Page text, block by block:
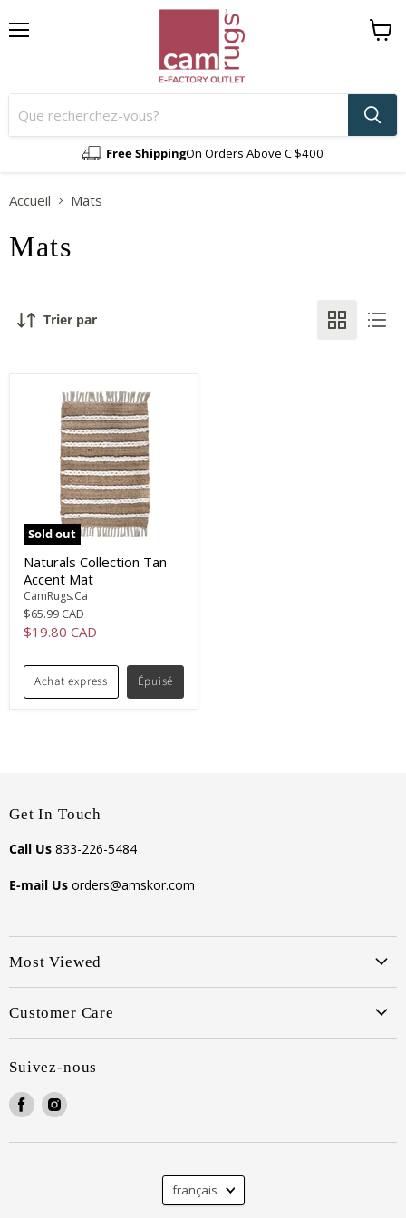
Free ShippingOn Orders Above C $400
Voir
Accueil Mats
Mats
Trier par
Sold out
Naturals Collection Tan
Accent Mat
CamRugs.Ca
Original
price
$65.99 CAD
Current
$19.80 CAD
Achat express Épuisé
Get In Touch
Call Us 833-226-5484
E-mail Us orders@amskor.com
Most Viewed
Customer Care
Suivez-nous
Trouvez-
nous
sur
Trouvez-
sur
Langue
français